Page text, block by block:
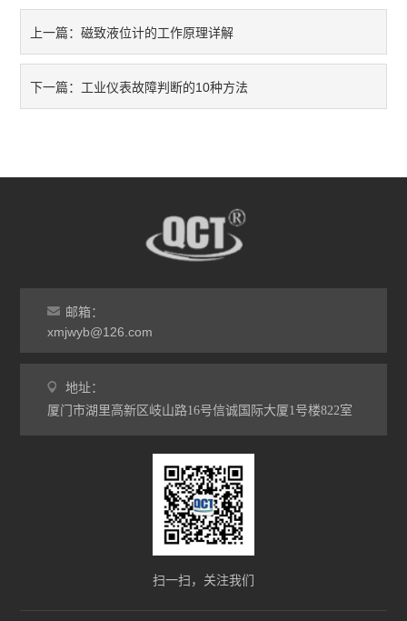
上一篇：磁致液位计的工作原理详解
下一篇： 工业仪表故障判断的10种方法
邮箱：
xmjwyb@126.com
地址：
厦门市湖里高新区岐山路16号信诚国际大厦1号楼822室
扫一扫，关注我们